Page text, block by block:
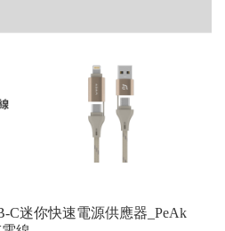
C迷你快速電源供應器_PeAk